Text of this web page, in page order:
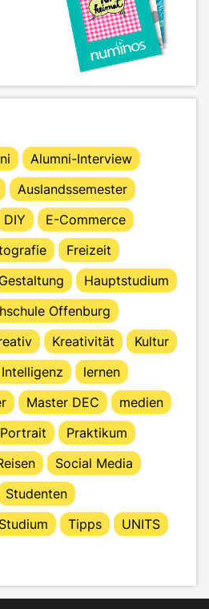
Alumni-Interview
Auslandssemester
DIY
E-Commerce
Freizeit
Gestaltung
Hauptstudium
Offenburg
Kreativität
Kultur
lernen
Master DEC
medien
Portrait
Praktikum
Social Media
Studenten
Studium Tipps
UNITS